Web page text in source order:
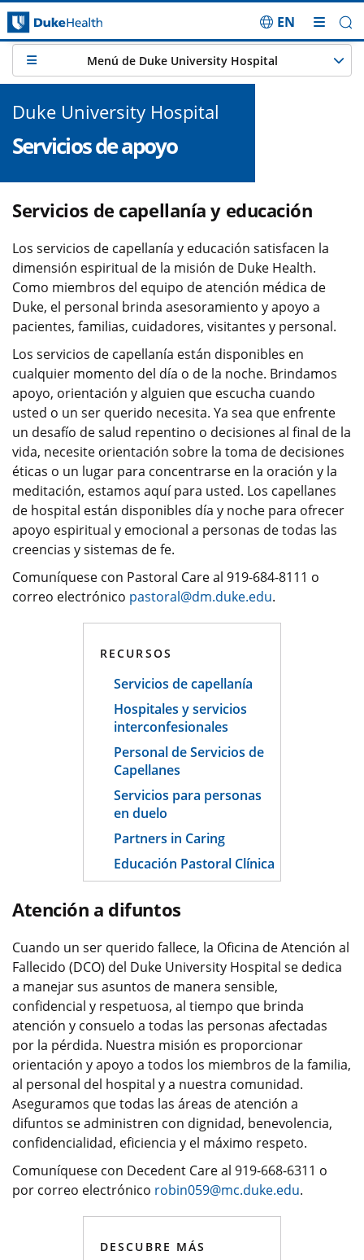
Saltar navegación
EN
Duke University Hospital
Servicios de apoyo
Menú de Duke University Hospital
RECURSOS
Servicios de capellanía
Hospitales y servicios
interconfesionales
Personal de Servicios de
Capellanes
Servicios para personas
en duelo
Partners in Caring
Educación Pastoral Clínica
Servicios de capellanía y educación
Los servicios de capellanía y educación satisfacen la
dimensión espiritual de la misión de Duke Health.
Como miembros del equipo de atención médica de
Duke, el personal brinda asesoramiento y apoyo a
pacientes, familias, cuidadores, visitantes y personal.
Los servicios de capellanía están disponibles en
cualquier momento del día o de la noche. Brindamos
apoyo, orientación y alguien que escucha cuando
usted o un ser querido necesita. Ya sea que enfrente
un desafío de salud repentino o decisiones al final de la
vida, necesite orientación sobre la toma de decisiones
éticas o un lugar para concentrarse en la oración y la
meditación, estamos aquí para usted. Los capellanes
de hospital están disponibles día y noche para ofrecer
apoyo espiritual y emocional a personas de todas las
creencias y sistemas de fe.
Comuníquese con Pastoral Care al 919-684-8111 o
correo electrónico pastoral@dm.duke.edu.
DESCUBRE MÁS
Atención a difuntos
Cuando un ser querido fallece, la Oficina de Atención al
Fallecido (DCO) del Duke University Hospital se dedica
a manejar sus asuntos de manera sensible,
confidencial y respetuosa, al tiempo que brinda
atención y consuelo a todas las personas afectadas
por la pérdida. Nuestra misión es proporcionar
orientación y apoyo a todos los miembros de la familia,
al personal del hospital y a nuestra comunidad.
Aseguramos que todas las áreas de atención a
difuntos se administren con dignidad, benevolencia,
confidencialidad, eficiencia y el máximo respeto.
Comuníquese con Decedent Care al 919-668-6311 o
por correo electrónico robin059@mc.duke.edu.